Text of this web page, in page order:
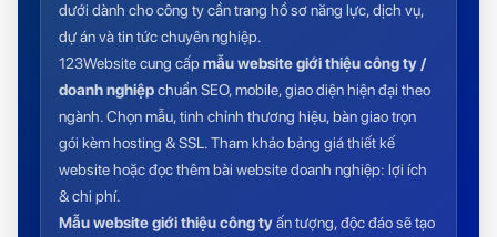
dưới dành cho công ty cần trang hồ sơ năng lực, dịch vụ,
dự án và tin tức chuyên nghiệp.
123Website cung cấpmẫu website giới thiệu công ty /
doanh nghiệpchuẩn SEO, mobile, giao diện hiện đại theo
ngành. Chọn mẫu, tinh chỉnh thương hiệu, bàn giao trọn
gói kèm hosting & SSL. Tham khảobảng giá thiết kế
websitehoặc đọc thêm bài website doanh nghiệp: lợi ích
& chi phí.
Mẫu website giới thiệu công tyấn tượng, độc đáo sẽ tạo